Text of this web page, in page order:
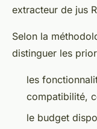
extracteur de jus
Selon la
distinguer les
les
compatibilité,
le budget